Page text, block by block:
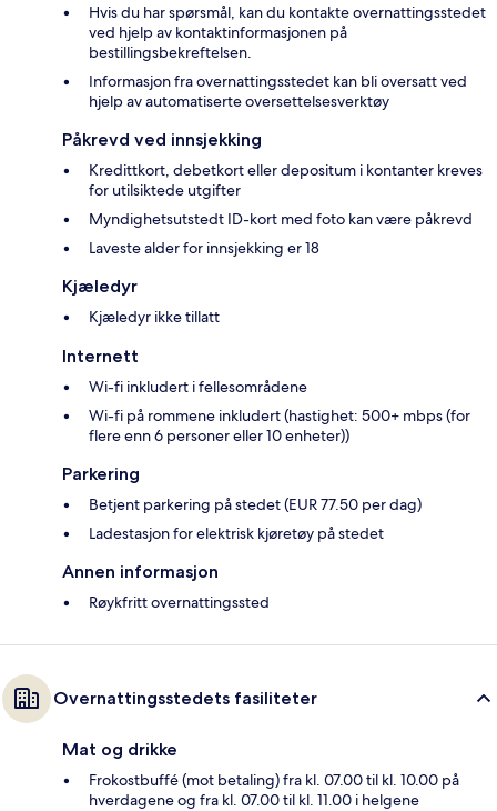
Hvis du har spørsmål, kan du kontakte overnattingsstedet
ved hjelp av kontaktinformasjonen på
bestillingsbekreftelsen.
Informasjon fra overnattingsstedet kan bli oversatt ved
hjelp av automatiserte oversettelsesverktøy
Påkrevd ved innsjekking
Kredittkort, debetkort eller depositum i kontanter kreves
for utilsiktede utgifter
Myndighetsutstedt ID-kort med foto kan være påkrevd
Laveste alder for innsjekking er 18
Kjæledyr
Kjæledyr ikke tillatt
Internett
Wi-fi inkludert i fellesområdene
Wi-fi på rommene inkludert (hastighet: 500+ mbps (for
flere enn 6 personer eller 10 enheter))
Parkering
Betjent parkering på stedet (EUR 77.50 per dag)
Ladestasjon for elektrisk kjøretøy på stedet
Annen informasjon
Røykfritt overnattingssted
Overnattingsstedets fasiliteter
Mat og drikke
Frokostbuffé (mot betaling) fra kl. 07.00 til kl. 10.00 på
hverdagene og fra kl. 07.00 til kl. 11.00 i helgene